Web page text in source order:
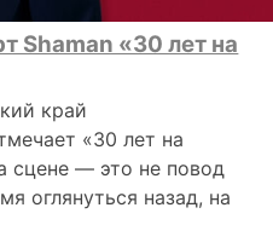
Shaman «30 лет на
край
«30 лет на
сцене — это не повод
оглянуться назад, на